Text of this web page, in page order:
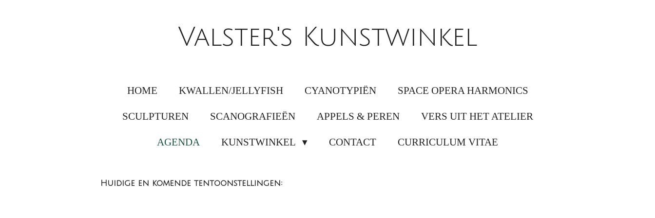
Valster's Kunstwinkel
HOME KWALLEN/JELLYFISH CYANOTYPIËN SPACE OPERA HARMONICS
SCULPTUREN SCANOGRAFIEËN APPELS & PEREN VERS UIT HET ATELIER
AGENDA KUNSTWINKEL CONTACT CURRICULUM VITAE
Huidige en komende tentoonstellingen: